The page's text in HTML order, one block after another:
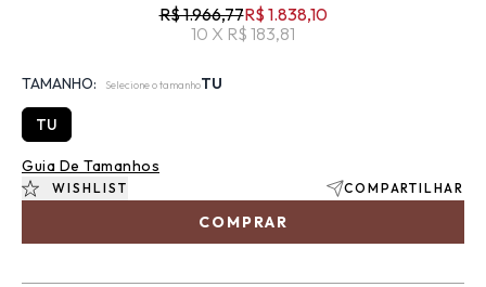
R$ 1.966,77R$ 1.838,10
10 X R$ 183,81
TAMANHO: Selecione o tamanhoTU
TU
COMPRAR
WISHLIST COMPARTILHAR
Guia De Tamanhos